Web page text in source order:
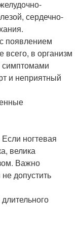
сердечно-
появлением
всего, в организм
симптомами
и неприятный
ногтевая
велика
Важно
допустить